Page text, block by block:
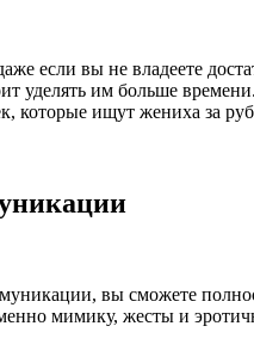
если вы не владеете
уделять им больше
которые ищут жениха за
вы сможете
мимику, жесты и